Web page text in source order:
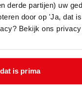
derde partijen) uw
door op 'Ja, dat
Bekijk ons
is prima
berging, 1997